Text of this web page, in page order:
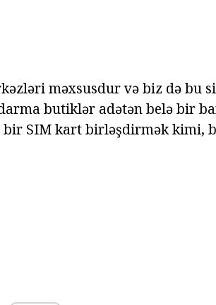
məxsusdur və biz də bu
butiklər adətən belə bir
SIM kart birləşdirmək kimi,